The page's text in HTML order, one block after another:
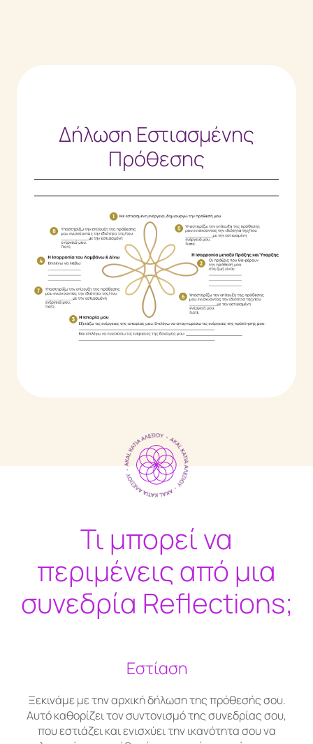
Δήλωση Εστιασμένης
Πρόθεσης
Τι μπορεί να
περιμένεις από μια
συνεδρία Reflections;
Εστίαση
Ξεκινάμε με την αρχική δήλωση της πρόθεσής σου.
Αυτό καθορίζει τον συντονισμό της συνεδρίας σου,
που εστιάζει και ενισχύει την ικανότητα σου να